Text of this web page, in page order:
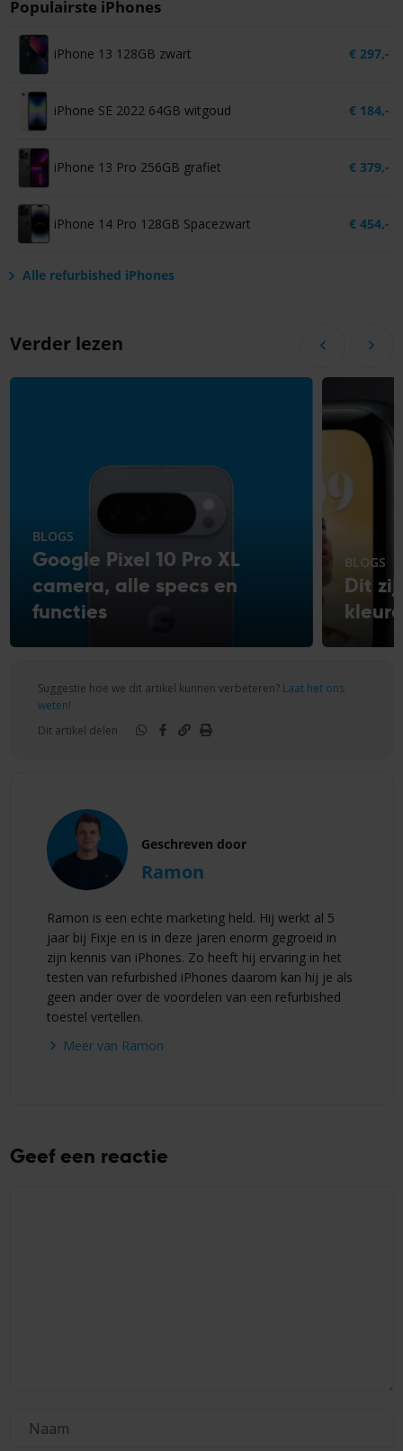
Populairste iPhones
iPhone 13 128GB zwart € 297,-
iPhone SE 2022 64GB witgoud € 184,-
iPhone 13 Pro 256GB grafiet € 379,-
iPhone 14 Pro 128GB Spacezwart € 454,-
Alle refurbished iPhones
Verder lezen
BLOGS
Google Pixel 10 Pro XL
camera, alle specs en
functies
BLOGS
Dit
Suggestie hoe we dit artikel kunnen verbeteren? Laat het ons
weten!
Dit artikel delen
Geschreven door
Ramon
Ramon is een echte marketing held. Hij werkt al 5
jaar bij Fixje en is in deze jaren enorm gegroeid in
zijn kennis van iPhones. Zo heeft hij ervaring in het
testen van refurbished iPhones daarom kan hij je als
geen ander over de voordelen van een refurbished
toestel vertellen.
Meer van Ramon
Geef een reactie